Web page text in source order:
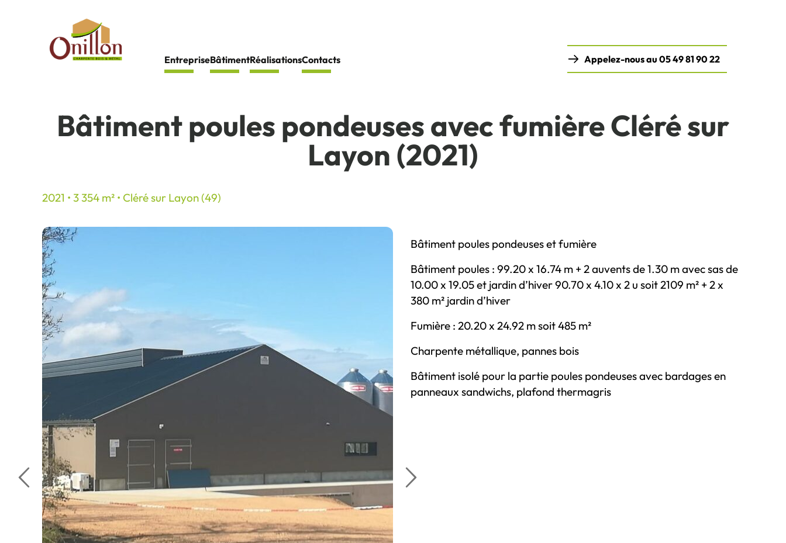
EntrepriseBâtimentRéalisationsContacts Appelez-nous au 05 49 81 90 22
Bâtiment poules pondeuses avec fumière Cléré sur
Layon (2021)
2021 • 3 354 m² • Cléré sur Layon (49)
Bâtiment poules pondeuses et fumière
Bâtiment poules : 99.20 x 16.74 m + 2 auvents de 1.30 m avec sas de
10.00 x 19.05 et jardin d’hiver 90.70 x 4.10 x 2 u soit 2109 m² + 2 x
380 m² jardin d’hiver
Fumière : 20.20 x 24.92 m soit 485 m²
Charpente métallique, pannes bois
Bâtiment isolé pour la partie poules pondeuses avec bardages en
panneaux sandwichs, plafond thermagris